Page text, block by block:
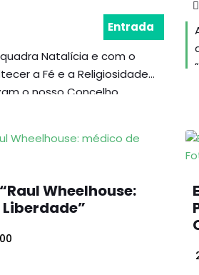
Entrada
Natalícia e com o
a Fé e a Religiosidade
o nosso Concelho...
Wheelhouse: